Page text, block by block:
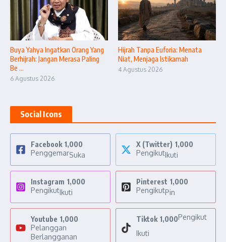
Buya Yahya Ingatkan Orang Yang
Berhijrah: Jangan Merasa Paling
Be ...
6 Agustus 2026
Hijrah Tanpa Euforia: Menata
Niat, Menjaga Istikamah
4 Agustus 2026
Social Icons
Facebook 1,000
PenggemarSuka
X (Twitter) 1,000
PengikutIkuti
Instagram 1,000
PengikutIkuti
Pinterest 1,000
PengikutPin
Youtube 1,000
Pelanggan
Berlangganan
Tiktok 1,000Pengikut
Ikuti